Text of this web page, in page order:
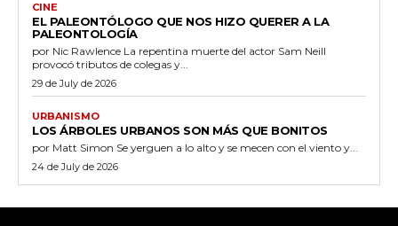
CINE
EL PALEONTÓLOGO QUE NOS HIZO QUERER A LA
PALEONTOLOGÍA
por Nic Rawlence La repentina muerte del actor Sam Neill
provocó tributos de colegas y...
29 de July de 2026
URBANISMO
LOS ÁRBOLES URBANOS SON MÁS QUE BONITOS
por Matt Simon Se yerguen a lo alto y se mecen con el viento y...
24 de July de 2026